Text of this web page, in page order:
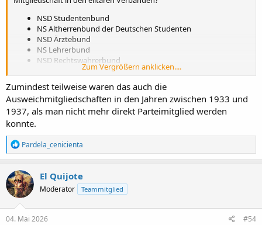
NSD Studentenbund
NS Altherrenbund der Deutschen Studenten
NSD Ärztebund
NS Lehrerbund
NSD Rechtswahrerbund
NS Kriegerbund
NS KK (Kraftfahrerkorps)
NSD Jägerbund
Hier finden sich doch diejenigen, die eine überdurchschnittliche und
aktive Teilnahme am verbrecherischen Regime anstrebten.
Nationalsozialistische Deutsche Arbeiterpartei (NSDAP), 1920-1923/1925-1945 – Historisches Lexikon Bayerns
www.historisches-lexikon-bayerns.de
Zum Vergrößern anklicken....
Zumindest teilweise waren das auch die
Ausweichmitgliedschaften in den Jahren zwischen 1933 und
1937, als man nicht mehr direkt Parteimitglied werden
konnte.
R
e
a
k
t
i
o
n
e
Pardela_cenicienta
El Quijote
Moderator Teammitglied
04. Mai 2026 #54